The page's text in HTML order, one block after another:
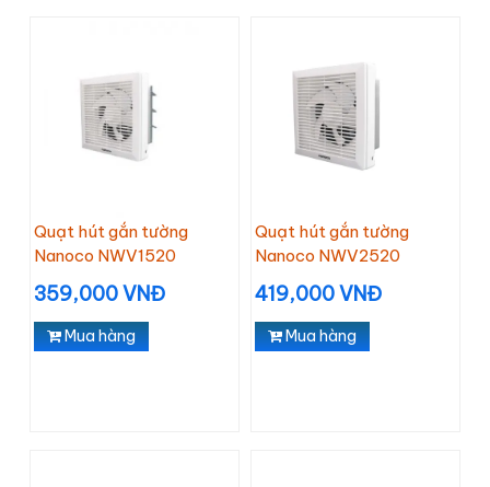
Quạt hút gắn tường
Nanoco NWV1520
359,000 VNĐ
Mua hàng
Quạt hút gắn tường
Nanoco NWV2520
419,000 VNĐ
Mua hàng